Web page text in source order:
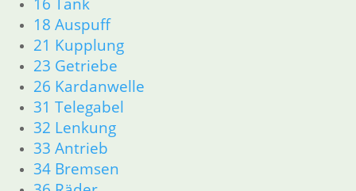
18 Auspuff
21 Kupplung
23 Getriebe
26 Kardanwelle
31 Telegabel
32 Lenkung
33 Antrieb
34 Bremsen
Shop
Ersatzteile nach Modell
Ersatzteile
Zubehör und Wartung
Products